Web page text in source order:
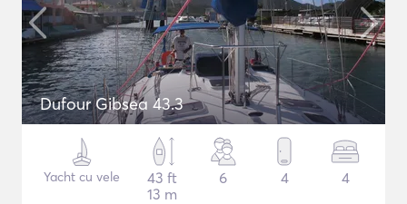
Dufour Gibsea 43.3
Yacht cu vele
43 ft
13 m
6 4 4